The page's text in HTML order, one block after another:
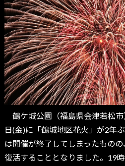
鶴ケ城公園（福島県会津若松
日(金)に「鶴城地区花火」が2年
は開催が終了してしまったものの
復活することとなりました。19